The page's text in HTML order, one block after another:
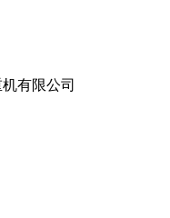
有限公司